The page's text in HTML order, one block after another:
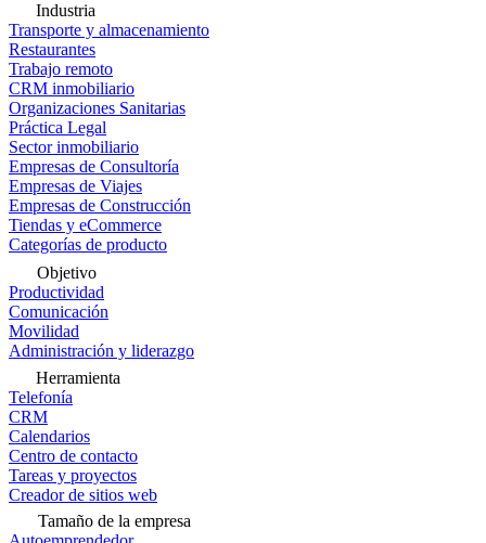
Industria
Transporte y almacenamiento
Restaurantes
Trabajo remoto
CRM inmobiliario
Organizaciones Sanitarias
Práctica Legal
Sector inmobiliario
Empresas de Consultoría
Empresas de Viajes
Empresas de Construcción
Tiendas y eCommerce
Categorías de producto
Objetivo
Productividad
Comunicación
Movilidad
Administración y liderazgo
Herramienta
Telefonía
CRM
Calendarios
Centro de contacto
Tareas y proyectos
Creador de sitios web
Tamaño de la empresa